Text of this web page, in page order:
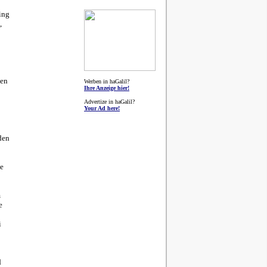
Werben in haGalil?
Ihre Anzeige hier!
Advertize in haGalil?
Your Ad here!